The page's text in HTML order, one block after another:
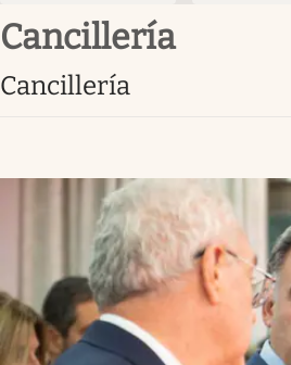
Uruguay
Cancillería
Cancillería